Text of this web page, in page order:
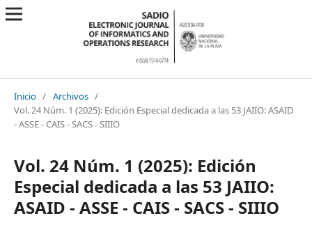
Inicio / Archivos /
Vol. 24 Núm. 1 (2025): Edición Especial dedicada a las 53 JAIIO: ASAID
- ASSE - CAIS - SACS - SIIIO
Vol. 24 Núm. 1 (2025): Edición
Especial dedicada a las 53 JAIIO:
ASAID - ASSE - CAIS - SACS - SIIIO